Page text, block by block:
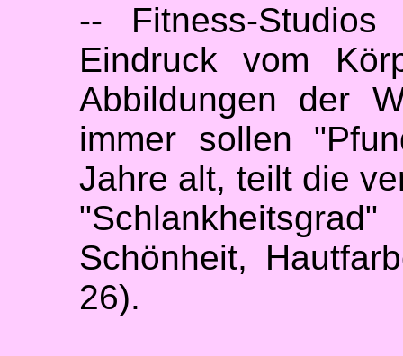
-- Fitness-
Eindruck vom
Abbildungen der
immer sollen
Jahre alt, teilt die
Schönheit,
26).